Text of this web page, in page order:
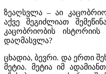
ზეაღსვლა – აი
აქვე შეგიძლიათ
კაცობრიობის
დაღმასვლა?
ცხადია, ბევრი. და ერთი
მეტია. მეტია იმ